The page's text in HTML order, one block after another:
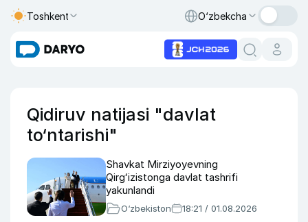
Toshkent O‘zbekcha
Qidiruv natijasi "davlat
to‘ntarishi"
Shavkat Mirziyoyevning
Qirgʻizistonga davlat tashrifi
yakunlandi
O‘zbekiston 18:21 / 01.08.2026